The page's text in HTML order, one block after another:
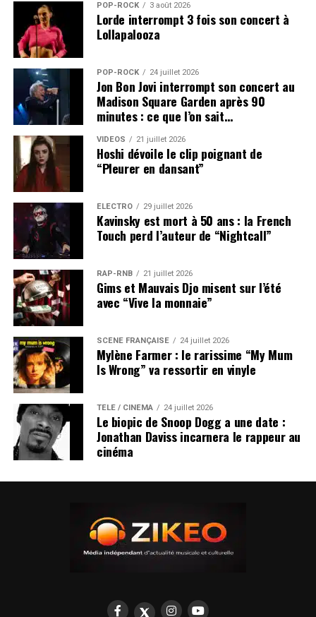
POP-ROCK 3 août 2026
Lorde interrompt 3 fois son concert à
Lollapalooza
POP-ROCK 24 juillet 2026
Jon Bon Jovi interrompt son concert au
Madison Square Garden après 90
minutes : ce que l’on sait…
VIDEOS 21 juillet 2026
Hoshi dévoile le clip poignant de
“Pleurer en dansant”
ÉLECTRO 29 juillet 2026
Kavinsky est mort à 50 ans : la French
Touch perd l’auteur de “Nightcall”
RAP-RNB 21 juillet 2026
Gims et Mauvais Djo misent sur l’été
avec “Vive la monnaie”
SCÈNE FRANÇAISE 24 juillet 2026
Mylène Farmer : le rarissime “My Mum
Is Wrong” va ressortir en vinyle
TÉLÉ / CINÉMA 24 juillet 2026
Le biopic de Snoop Dogg a une date :
Jonathan Daviss incarnera le rappeur au
cinéma